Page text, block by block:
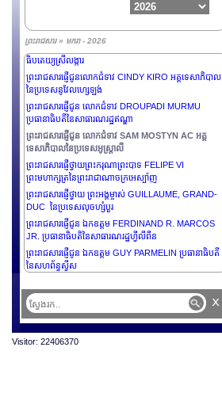
ព្រះរាជសារ » មករា - 2026
ព្រះរាជសារផ្ញើថ្វាយព្រះករុណា SULTAN IBRAHIM
DISANAYAKA ប្រធានាធិបតីនៃសាធារណរដ្ឋសង្គមនិយមប្រជា
ធិបតេយ្យស្រីលង្ការ
ព្រះរាជសារផ្ញើជូនលោកជំទាវ CINDY KIRO អគ្គទេសាភិបាល
នៃប្រទេសនូវែលហ្សេឡង់
ព្រះរាជសារផ្ញើជូន លោកជំទាវ DROUPADI MURMU
ប្រធានាធិបតីនៃសាធារណរដ្ឋឥណ្ឌា
ព្រះរាជសារផ្ញើជូន លោកជំទាវ SAM MOSTYN AC អគ្គ
ទេសាភិបាលនៃប្រទេសអូស្រ្តាលី
ព្រះរាជសារផ្ញើថ្វាយព្រះករុណាព្រះបាទ FELIPE VI
ព្រះមហាក្សត្រនៃព្រះរាជាណាចក្រអេស្ប៉ាញ
ព្រះរាជសារផ្ញើថ្វាយ ព្រះអង្គម្ចាស់ GUILLAUME, GRAND-
DUC នៃប្រទេសលុចហ្សំបួរ
ព្រះរាជសារផ្ញើជូន ឯកឧត្តម FERDINAND R. MARCOS
JR. ប្រធានាធិបតិនៃសាធារណរដ្ឋហ្វីលីពីន
ព្រះរាជសារផ្ញើជូន ឯកឧត្តម GUY PARMELIN ប្រធានាធិបតី
នៃសហព័ន្ធស្វីស
x
Visitor: 22406370